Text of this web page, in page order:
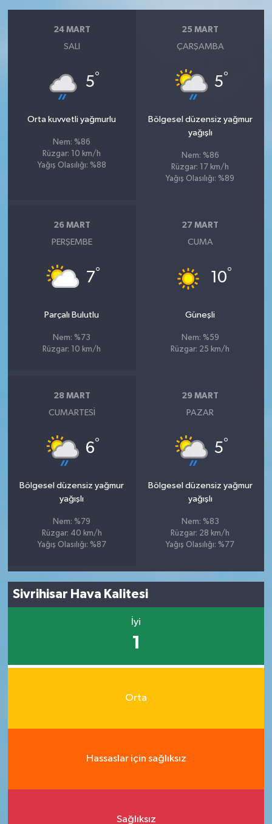
24 MART
SALI
5°
Orta kuvvetli yağmurlu
Nem: %86
Rüzgar: 10 km/h
Yağış Olasılığı: %88
25 MART
ÇARŞAMBA
5°
Bölgesel düzensiz yağmur
yağışlı
Nem: %86
Rüzgar: 17 km/h
Yağış Olasılığı: %89
26 MART
PERŞEMBE
7°
Parçalı Bulutlu
Nem: %73
Rüzgar: 10 km/h
27 MART
CUMA
10°
Güneşli
Nem: %59
Rüzgar: 25 km/h
28 MART
CUMARTESI
6°
Bölgesel düzensiz yağmur
yağışlı
Nem: %79
Rüzgar: 40 km/h
Yağış Olasılığı: %87
29 MART
PAZAR
5°
Bölgesel düzensiz yağmur
yağışlı
Nem: %83
Rüzgar: 28 km/h
Yağış Olasılığı: %77
Sivrihisar Hava Kalitesi
İyi
1
Orta
Hassaslar için sağlıksız
Sağlıksız